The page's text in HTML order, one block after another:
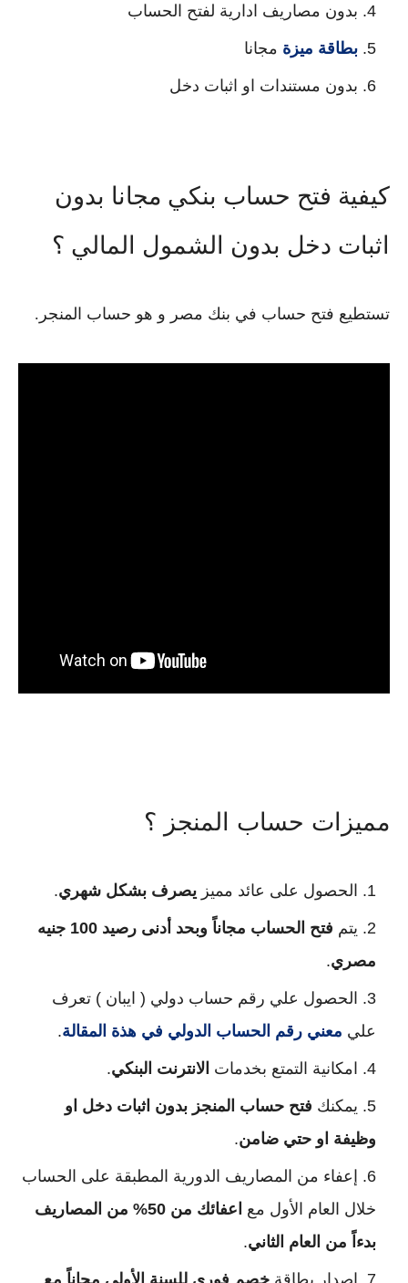
بدون مصاريف ادارية لفتح الحساب
بطاقة ميزة مجانا
بدون مستندات او اثبات دخل
كيفية فتح حساب بنكي مجانا بدون
اثبات دخل بدون الشمول المالي ؟
تستطيع فتح حساب في بنك مصر و هو حساب المنجر.
مميزات حساب المنجز ؟
الحصول على عائد مميز يصرف بشكل شهري.
يتم فتح الحساب مجاناً وبحد أدنى رصيد 100 جنيه
مصري.
الحصول علي رقم حساب دولي ( ايبان ) تعرف
علي معني رقم الحساب الدولي في هذة المقالة.
امكانية التمتع بخدمات الانترنت البنكي.
يمكنك فتح حساب المنجز بدون اثبات دخل او
وظيفة او حتي ضامن.
إعفاء من المصاريف الدورية المطبقة على الحساب
خلال العام الأول مع
اعفائك من 50% من المصاريف
بدءاً من العام الثاني.
إصدار بطاقة خصم فوري للسنة الأولى مجاناً مع